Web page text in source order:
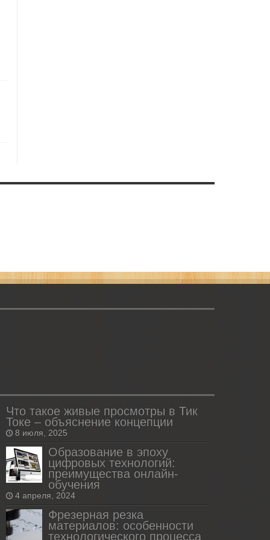
Что такое живые просмотры в Тик
Токе – объяснение концепции
8 июля, 2025
Образование в эпоху
цифровых технологий:
преимущества онлайн-
обучения
4 апреля, 2024
Фрезерная резка
материалов: особенности
технологического процесса